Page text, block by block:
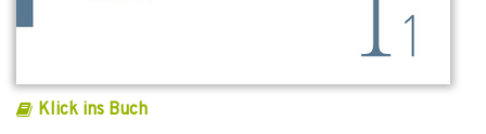
Klick ins Buch